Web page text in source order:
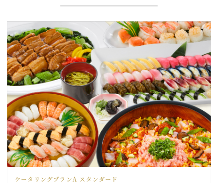
ケータリングプランA スタンダード